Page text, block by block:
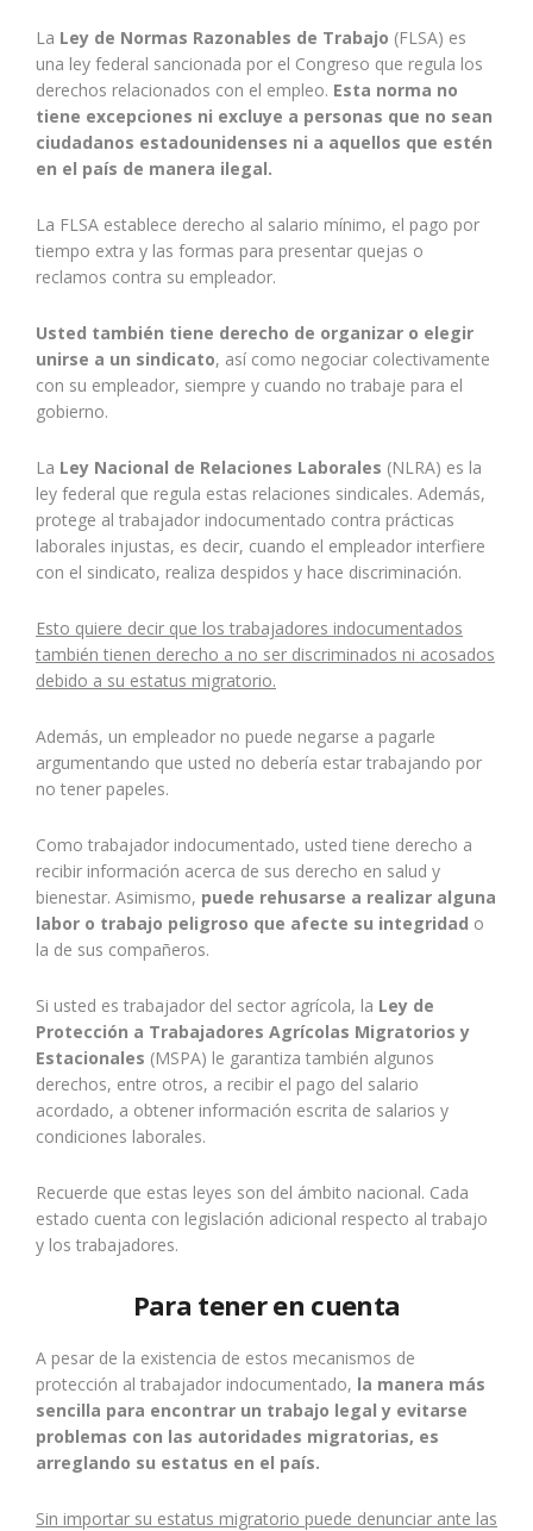
La Ley de Normas Razonables de Trabajo (FLSA) es
una ley federal sancionada por el Congreso que regula los
derechos relacionados con el empleo. Esta norma no
tiene excepciones ni excluye a personas que no sean
ciudadanos estadounidenses ni a aquellos que estén
en el país de manera ilegal.
La FLSA establece derecho al salario mínimo, el pago por
tiempo extra y las formas para presentar quejas o
reclamos contra su empleador.
Usted también tiene derecho de organizar o elegir
unirse a un sindicato, así como negociar colectivamente
con su empleador, siempre y cuando no trabaje para el
gobierno.
La Ley Nacional de Relaciones Laborales (NLRA) es la
ley federal que regula estas relaciones sindicales. Además,
protege al trabajador indocumentado contra prácticas
laborales injustas, es decir, cuando el empleador interfiere
con el sindicato, realiza despidos y hace discriminación.
Esto quiere decir que los trabajadores indocumentados
también tienen derecho a no ser discriminados ni acosados
debido a su estatus migratorio.
Además, un empleador no puede negarse a pagarle
argumentando que usted no debería estar trabajando por
no tener papeles.
Como trabajador indocumentado, usted tiene derecho a
recibir información acerca de sus derecho en salud y
bienestar. Asimismo, puede rehusarse a realizar alguna
labor o trabajo peligroso que afecte su integridad o
la de sus compañeros.
Si usted es trabajador del sector agrícola, la Ley de
Protección a Trabajadores Agrícolas Migratorios y
Estacionales (MSPA) le garantiza también algunos
derechos, entre otros, a recibir el pago del salario
acordado, a obtener información escrita de salarios y
condiciones laborales.
Recuerde que estas leyes son del ámbito nacional. Cada
estado cuenta con legislación adicional respecto al trabajo
y los trabajadores.
Para tener en cuenta
A pesar de la existencia de estos mecanismos de
protección al trabajador indocumentado, la manera más
sencilla para encontrar un trabajo legal y evitarse
problemas con las autoridades migratorias, es
arreglando su estatus en el país.
Sin importar su estatus migratorio puede denunciar ante las